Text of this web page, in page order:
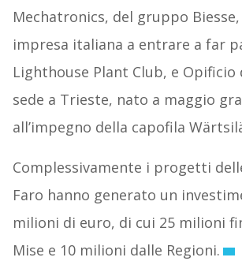
Mechatronics, del gruppo
impresa italiana a entrare a far
Lighthouse Plant Club, e Opificio
sede a Trieste, nato a maggio
all’impegno della capofila
Complessivamente i progetti
Faro hanno generato un
milioni di euro, di cui 25 milioni
Mise e 10 milioni dalle Regioni.